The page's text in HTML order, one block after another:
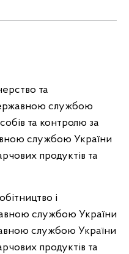
та
службою
та контролю за
службою України
продуктів та
і
службою України
службою України
продуктів та